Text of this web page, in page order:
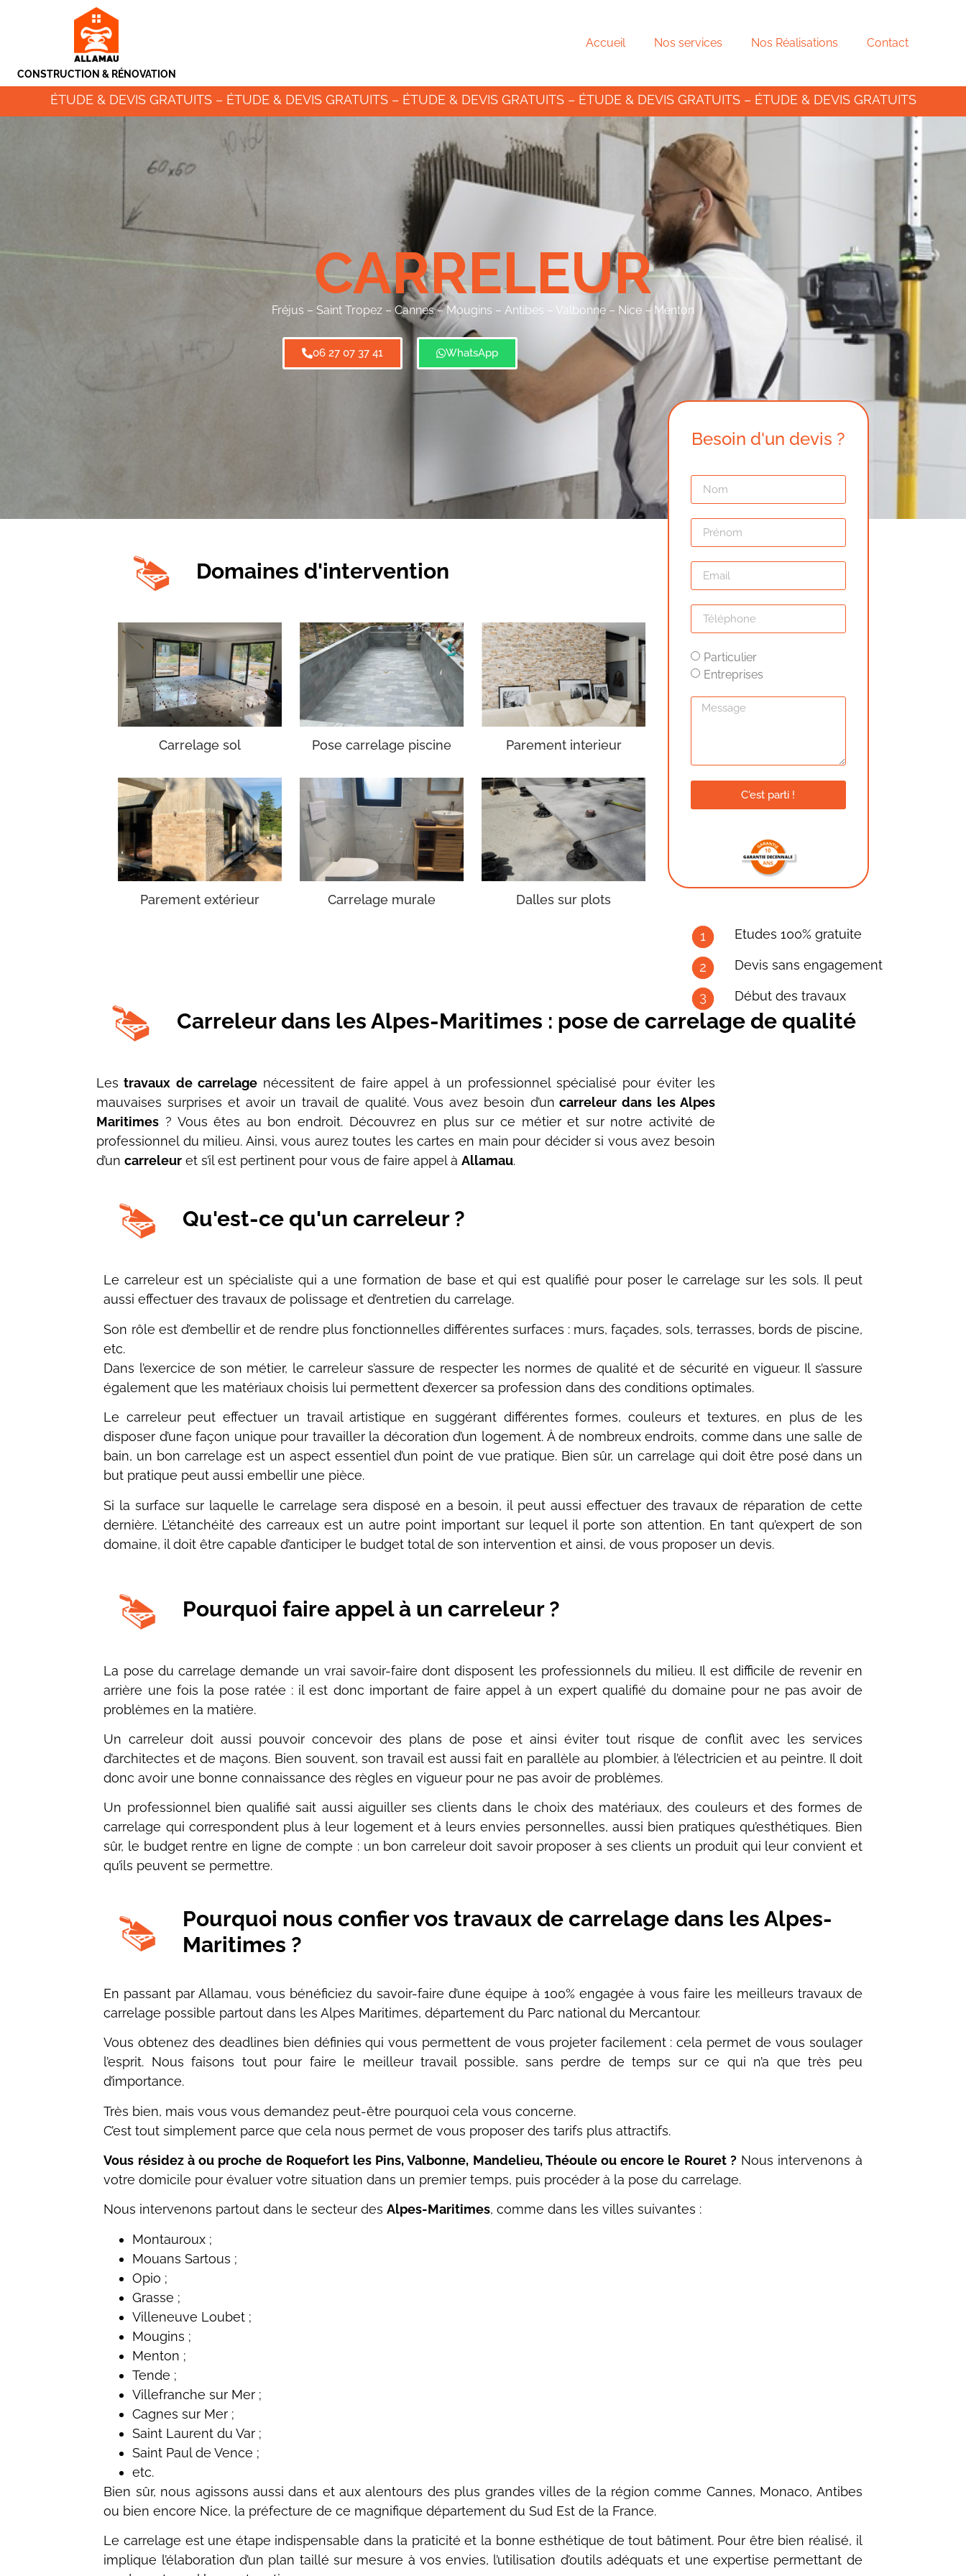
CONSTRUCTION & RÉNOVATION
Accueil Nos services Nos Réalisations Contact
ÉTUDE & DEVIS GRATUITS – ÉTUDE & DEVIS GRATUITS – ÉTUDE & DEVIS GRATUITS – ÉTUDE & DEVIS GRATUITS – ÉTUDE & DEVIS GRATUITS
CARRELEUR
Fréjus – Saint Tropez – Cannes – Mougins – Antibes – Valbonne – Nice – Menton
06 27 07 37 41 WhatsApp
Domaines d'intervention
Carrelage sol Pose carrelage piscine Parement interieur
Parement extérieur Carrelage murale Dalles sur plots
Besoin d'un devis ?
Particulier
Entreprises
C'est parti !
Etudes 100% gratuite
Devis sans engagement
Début des travaux
Carreleur dans les Alpes-Maritimes : pose de carrelage de qualité
Les travaux de carrelagenécessitent de faire appel à un professionnel spécialisé pour éviter les
mauvaises surprises et avoir un travail de qualité. Vous avez besoin d’un carreleur dans les Alpes
Maritimes ? Vous êtes au bon endroit. Découvrez en plus sur ce métier et sur notre activité de
professionnel du milieu. Ainsi, vous aurez toutes les cartes en main pour décider si vous avez besoin
d’uncarreleur et s’il est pertinent pour vous de faire appel àAllamau.
Qu'est-ce qu'un carreleur ?​
Le carreleur est un spécialiste qui a une formation de base et qui est qualifié pour poser le carrelage sur les sols. Il peut
aussi effectuer des travaux de polissage et d’entretien du carrelage.
Son rôle est d’embellir et de rendre plus fonctionnelles différentes surfaces : murs, façades, sols, terrasses, bords de piscine,
etc.
Dans l’exercice de son métier, le carreleur s’assure de respecter les normes de qualité et de sécurité en vigueur. Il s’assure
également que les matériaux choisis lui permettent d’exercer sa profession dans des conditions optimales.
Le carreleur peut effectuer un travail artistique en suggérant différentes formes, couleurs et textures, en plus de les
disposer d’une façon unique pour travailler la décoration d’un logement. À de nombreux endroits, comme dans une salle de
bain, un bon carrelage est un aspect essentiel d’un point de vue pratique. Bien sûr, un carrelage qui doit être posé dans un
but pratique peut aussi embellir une pièce.
Si la surface sur laquelle le carrelage sera disposé en a besoin, il peut aussi effectuer des travaux de réparation de cette
dernière. L’étanchéité des carreaux est un autre point important sur lequel il porte son attention. En tant qu’expert de son
domaine, il doit être capable d’anticiper le budget total de son intervention et ainsi, de vous proposer un devis.
Pourquoi faire appel à un carreleur ?
La pose du carrelage demande un vrai savoir-faire dont disposent les professionnels du milieu. Il est difficile de revenir en
arrière une fois la pose ratée : il est donc important de faire appel à un expert qualifié du domaine pour ne pas avoir de
problèmes en la matière.
Un carreleur doit aussi pouvoir concevoir des plans de pose et ainsi éviter tout risque de conflit avec les services
d’architectes et de maçons. Bien souvent, son travail est aussi fait en parallèle au plombier, à l’électricien et au peintre. Il doit
donc avoir une bonne connaissance des règles en vigueur pour ne pas avoir de problèmes.
Un professionnel bien qualifié sait aussi aiguiller ses clients dans le choix des matériaux, des couleurs et des formes de
carrelage qui correspondent plus à leur logement et à leurs envies personnelles, aussi bien pratiques qu’esthétiques. Bien
sûr, le budget rentre en ligne de compte : un bon carreleur doit savoir proposer à ses clients un produit qui leur convient et
qu’ils peuvent se permettre.
Pourquoi nous confier vos travaux de carrelage dans les Alpes-
Maritimes ?
En passant par Allamau, vous bénéficiez du savoir-faire d’une équipe à 100% engagée à vous faire les meilleurs travaux de
carrelage possible partout dans les Alpes Maritimes, département du Parc national du Mercantour.
Vous obtenez des deadlines bien définies qui vous permettent de vous projeter facilement : cela permet de vous soulager
l’esprit. Nous faisons tout pour faire le meilleur travail possible, sans perdre de temps sur ce qui n’a que très peu
d’importance.
Très bien, mais vous vous demandez peut-être pourquoi cela vous concerne.
C’est tout simplement parce que cela nous permet de vous proposer des tarifs plus attractifs.
Vous résidez à ou proche de Roquefort les Pins, Valbonne, Mandelieu, Théoule ou encore le Rouret ?Nous intervenons à
votre domicile pour évaluer votre situation dans un premier temps, puis procéder à la pose du carrelage.
Nous intervenons partout dans le secteur desAlpes-Maritimes, comme dans les villes suivantes :
Montauroux ;
Mouans Sartous ;
Opio ;
Grasse ;
Villeneuve Loubet ;
Mougins ;
Menton ;
Tende ;
Villefranche sur Mer ;
Cagnes sur Mer ;
Saint Laurent du Var ;
Saint Paul de Vence ;
etc.
Bien sûr, nous agissons aussi dans et aux alentours des plus grandes villes de la région comme Cannes, Monaco, Antibes
ou bien encore Nice, la préfecture de ce magnifique département du Sud Est de la France.
Le carrelage est une étape indispensable dans la praticité et la bonne esthétique de tout bâtiment. Pour être bien réalisé, il
implique l’élaboration d’un plan taillé sur mesure à vos envies, l’utilisation d’outils adéquats et une expertise permettant de